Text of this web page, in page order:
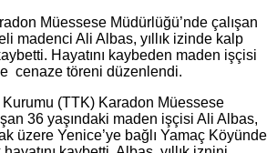
Müessese Müdürlüğü’nde çalışan
madenci Ali Albas, yıllık izinde kalp
Hayatını kaybeden maden işçisi
cenaze töreni düzenlendi.
(TTK) Karadon Müessese
36 yaşındaki maden işçisi Ali Albas,
üzere Yenice’ye bağlı Yamaç Köyünde